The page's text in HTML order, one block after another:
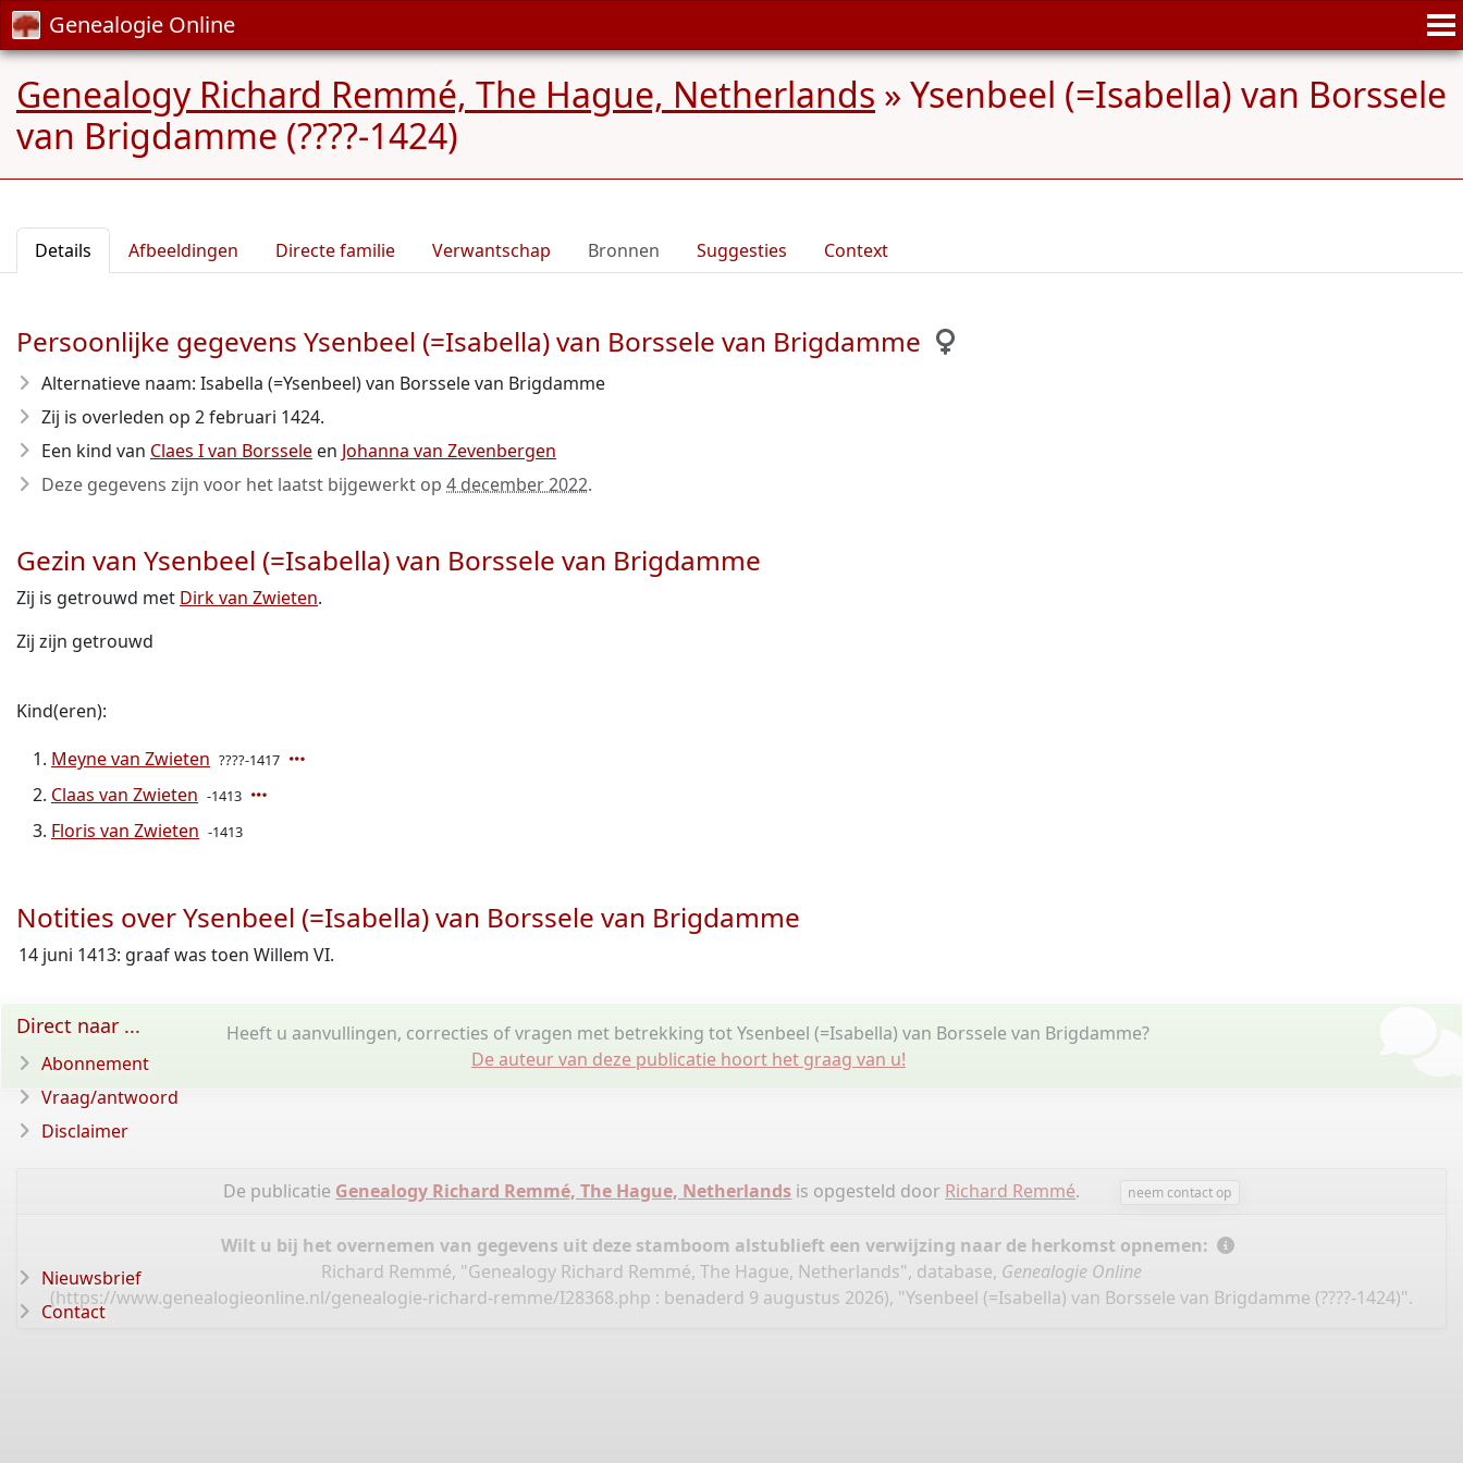
Genealogie Online
Genealogy Richard Remmé, The Hague, Netherlands » Ysenbeel (=Isabella) van Borssele
van Brigdamme (????-1424)
Details Afbeeldingen Directe familie Verwantschap Bronnen Suggesties Context
Persoonlijke gegevens Ysenbeel (=Isabella) van Borssele van Brigdamme
Alternatieve naam: Isabella (=Ysenbeel) van Borssele van Brigdamme
Zij is overleden op 2 februari 1424.
Een kind van Claes I van Borssele en Johanna van Zevenbergen
Deze gegevens zijn voor het laatst bijgewerkt op 4 december 2022.
Gezin van Ysenbeel (=Isabella) van Borssele van Brigdamme
Zij is getrouwd met Dirk van Zwieten.
Zij zijn getrouwd
Kind(eren):
Meyne van Zwieten ????-1417
Claas van Zwieten -1413
Floris van Zwieten -1413
Notities over Ysenbeel (=Isabella) van Borssele van Brigdamme
14 juni 1413: graaf was toen Willem VI.
Heeft u aanvullingen, correcties of vragen met betrekking tot Ysenbeel (=Isabella) van Borssele van Brigdamme?
De auteur van deze publicatie hoort het graag van u!
De publicatie Genealogy Richard Remmé, The Hague, Netherlands is opgesteld door Richard Remmé. neem contact op
Wilt u bij het overnemen van gegevens uit deze stamboom alstublieft een verwijzing naar de herkomst opnemen:
Richard Remmé, "Genealogy Richard Remmé, The Hague, Netherlands", database, Genealogie Online
(https://www.genealogieonline.nl/genealogie-richard-remme/I28368.php : benaderd 9 augustus 2026), "Ysenbeel (=Isabella) van Borssele van Brigdamme (????-1424)".
Direct naar ...
Abonnement
Vraag/antwoord
Disclaimer
Nieuwsbrief
Contact